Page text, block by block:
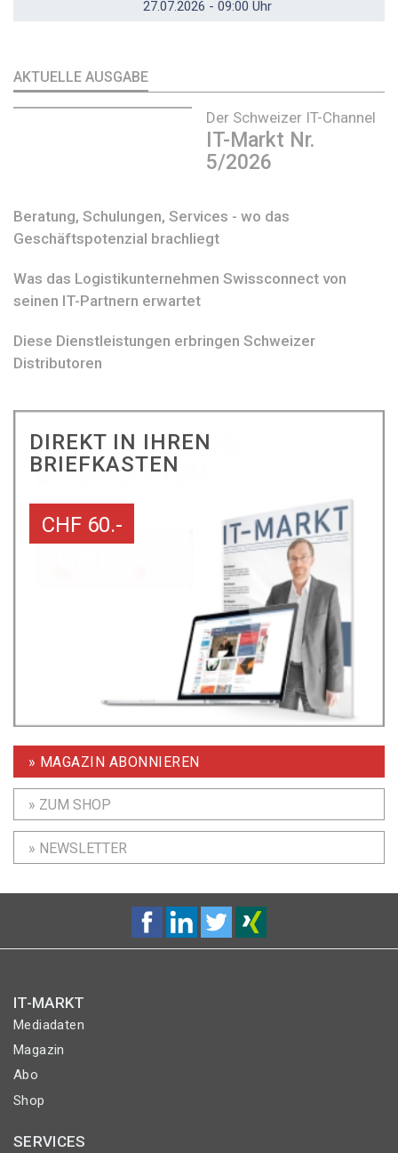
27.07.2026 - 09:00 Uhr
AKTUELLE AUSGABE
Der Schweizer IT-Channel
IT-Markt Nr.
5/2026
Beratung, Schulungen, Services - wo das
Geschäftspotenzial brachliegt
Was das Logistikunternehmen Swissconnect von
seinen IT-Partnern erwartet
Diese Dienstleistungen erbringen Schweizer
Distributoren
DIREKT IN IHREN
BRIEFKASTEN
CHF 60.-
» MAGAZIN ABONNIEREN
» ZUM SHOP
» NEWSLETTER
IT-MARKT
Mediadaten
Magazin
Abo
Shop
SERVICES